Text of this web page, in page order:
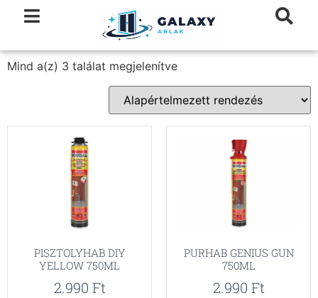
Mind a(z) 3 találat megjelenítve
PISZTOLYHAB DIY
YELLOW 750ML
2.990 Ft
PURHAB GENIUS GUN
750ML
2.990 Ft